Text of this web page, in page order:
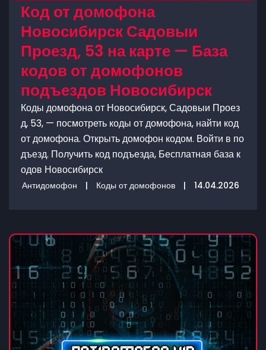
Код от домофона
Новосибирск Садовыи
Проезд, 53 на карте — База
кодов от домофонов
подъездов Новосибирск
Коды домофона от Новосибирск, Садовыи Проез
д, 53, — посмотреть коды от домофона, найти код
от домофона. Открыть домофон кодом. Войти в по
дъезд. Получить код подъезда, Бесплатная база к
одов Новосибирск
Антидомофон | Коды от домофонов | 14.04.2026